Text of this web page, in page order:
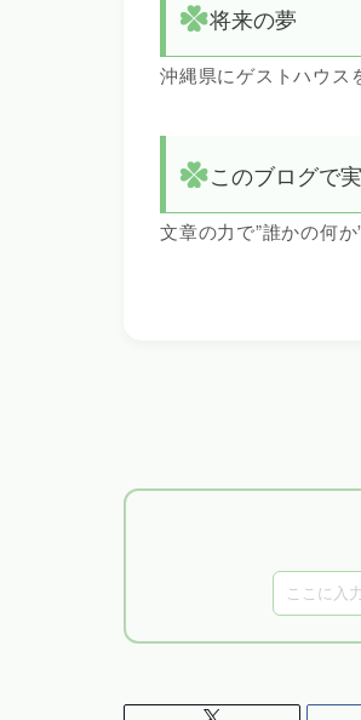
将来の夢
沖縄県にゲストハウス
このブログで
文章の力で”誰かの何